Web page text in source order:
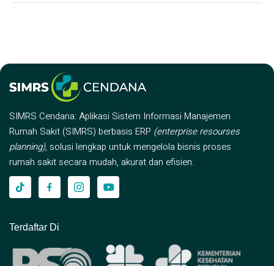
SIMRS Cendana: Aplikasi Sistem Informasi Manajemen
Rumah Sakit (SIMRS) berbasis ERP (enterprise resourses
planning), solusi lengkap untuk mengelola bisnis proses
rumah sakit secara mudah, akurat dan efisien.
Terdaftar Di